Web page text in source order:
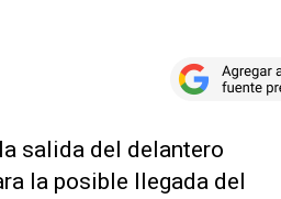
salida del delantero
la posible llegada del